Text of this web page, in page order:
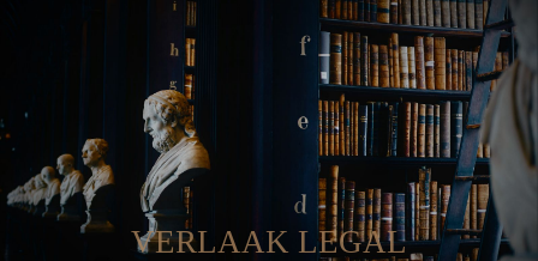
VERLAAK LEGAL